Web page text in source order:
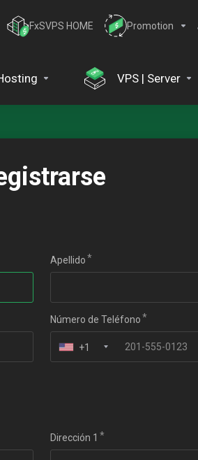
FxSVPS HOME Promotion
VPS | Server
Apellido
Número de Teléfono
+1
Dirección 1